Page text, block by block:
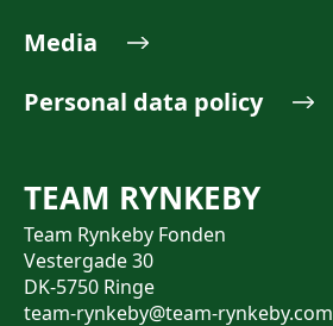
Media
Personal data policy
TEAM RYNKEBY
Team Rynkeby Fonden
Vestergade 30
DK-5750 Ringe
team-rynkeby@team-rynkeby.com